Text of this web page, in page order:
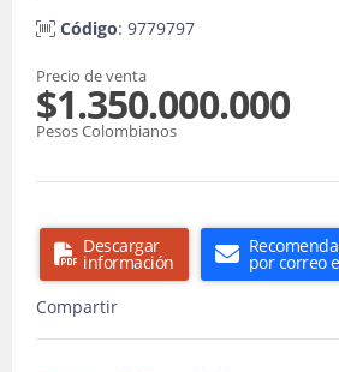
Código: 9779797
Precio de venta
$1.350.000.000
Pesos Colombianos
Descargar
información
por correo
Compartir